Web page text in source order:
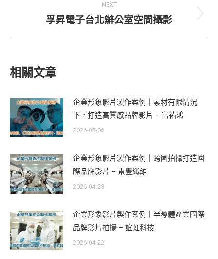
NEXT
Next
孚昇電子台北辦公室空間攝影
相關文章
企業形象影片製作案例｜素材有限情況
下，打造高質感品牌影片 – 富祐鴻
2026-05-06
企業形象影片製作案例｜跨國拍攝打造國
際品牌影片 – 東豐纖維
2026-04-28
企業形象影片製作案例｜半導體產業國際
品牌影片拍攝 – 誼虹科技
2026-04-22